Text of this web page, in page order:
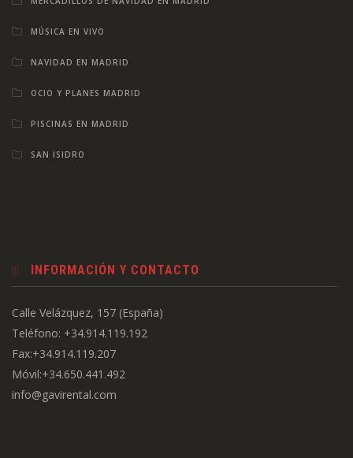
MÚSICA EN VIVO
NAVIDAD EN MADRID
OCIO Y PLANES MADRID
PISCINAS EN MADRID
SAN ISIDRO
INFORMACIÓN Y CONTACTO
Calle Velázquez, 157 (España)
Teléfono: +34.914.119.192
Fax:+34.914.119.207
Móvil:+34.650.441.492
info@gavirental.com